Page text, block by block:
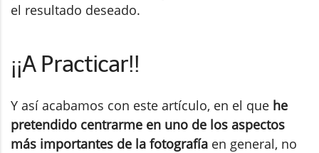
el resultado deseado.
¡¡A Practicar!!
Y así acabamos con este artículo, en el que he
pretendido centrarme en uno de los aspectos
más importantes de la fotografía en general, no